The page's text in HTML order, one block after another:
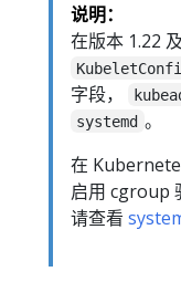
说明：
在版本 1.22
字段，
systemd 。
在
启用 cgroup
请查看